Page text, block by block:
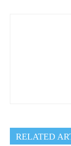
RELATED